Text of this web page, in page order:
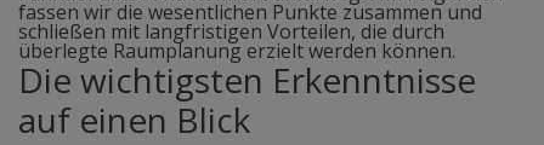
fassen wir die wesentlichen Punkte zusammen und
schließen mit langfristigen Vorteilen, die durch
überlegte Raumplanung erzielt werden können.
Die wichtigsten Erkenntnisse
auf einen Blick